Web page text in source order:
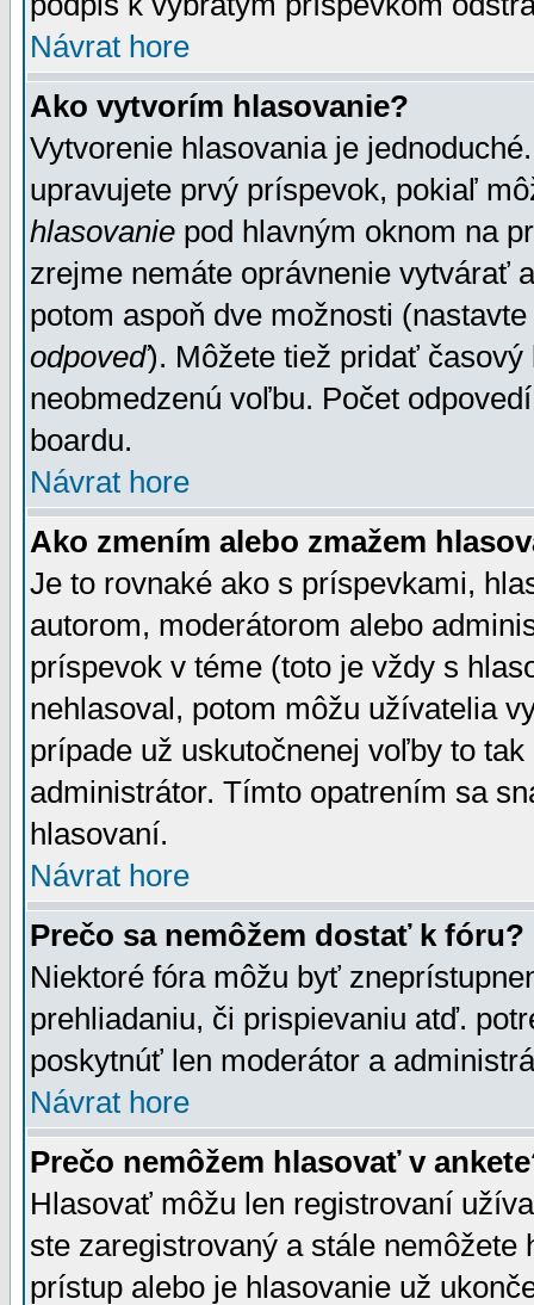
Návrat hore
Ako vytvorím hlasovanie?
Vytvorenie hlasovania je
upravujete prvý príspevok, pokiaľ
hlasovanie pod hlavným oknom na
zrejme nemáte oprávnenie vytvárať
potom aspoň dve možnosti
odpoveď). Môžete tiež pridať
neobmedzenú voľbu. Počet
boardu.
Návrat hore
Ako zmením alebo zmažem
Je to rovnaké ako s príspevkami,
autorom, moderátorom alebo
príspevok v téme (toto je vždy s
nehlasoval, potom môžu užívatelia
prípade už uskutočnenej voľby to
administrátor. Tímto opatrením sa
hlasovaní.
Návrat hore
Prečo sa nemôžem dostať k fóru?
Niektoré fóra môžu byť
prehliadaniu, či prispievaniu atď.
poskytnúť len moderátor a
Návrat hore
Prečo nemôžem hlasovať v
Hlasovať môžu len registrovaní
ste zaregistrovaný a stále
prístup alebo je hlasovanie už